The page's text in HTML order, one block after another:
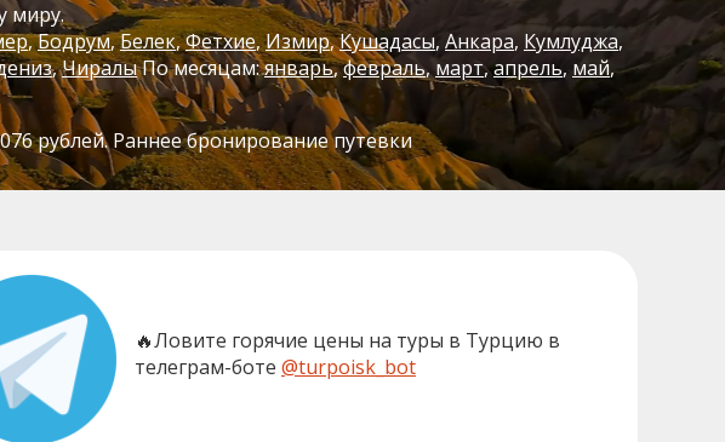
миру.
Бодрум Белек Фетхие Измир Кушадасы Анкара Кумлуджа
ЧиралыПо месяцам:январь,февраль, март,апрель, май,
рублей. Раннее бронирование путевки
🔥Ловите горячие цены на туры в Турцию в
телеграм-боте @turpoisk_bot